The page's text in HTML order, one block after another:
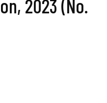
2023 (No.